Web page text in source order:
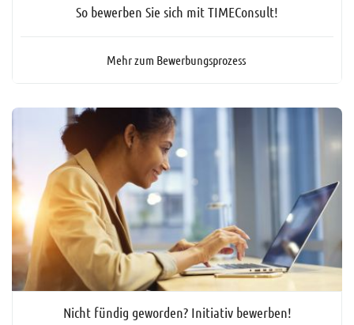
So bewerben Sie sich mit TIMEConsult!
Mehr zum Bewerbungsprozess
Nicht fündig geworden? Initiativ bewerben!